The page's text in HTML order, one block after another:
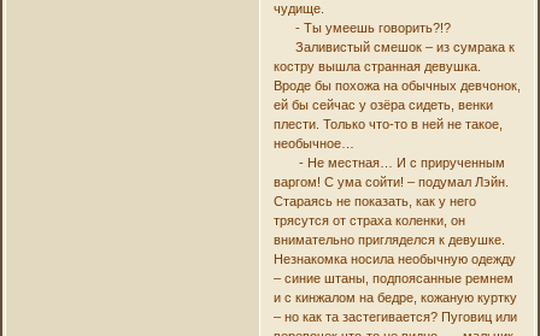
чудище.
- Ты умеешь говорить?!?
Заливистый смешок – из сумрака к
костру вышла странная девушка.
Вроде бы похожа на обычных девчонок,
ей бы сейчас у озёра сидеть, венки
плести. Только что-то в ней не такое,
необычное…
- Не местная… И с прирученным
варгом! С ума сойти! – подумал Лэйн.
Стараясь не показать, как у него
трясутся от страха коленки, он
внимательно пригляделся к девушке.
Незнакомка носила необычную одежду
– синие штаны, подпоясанные ремнем
и с кинжалом на бедре, кожаную куртку
– но как та застегивается? Пуговиц или